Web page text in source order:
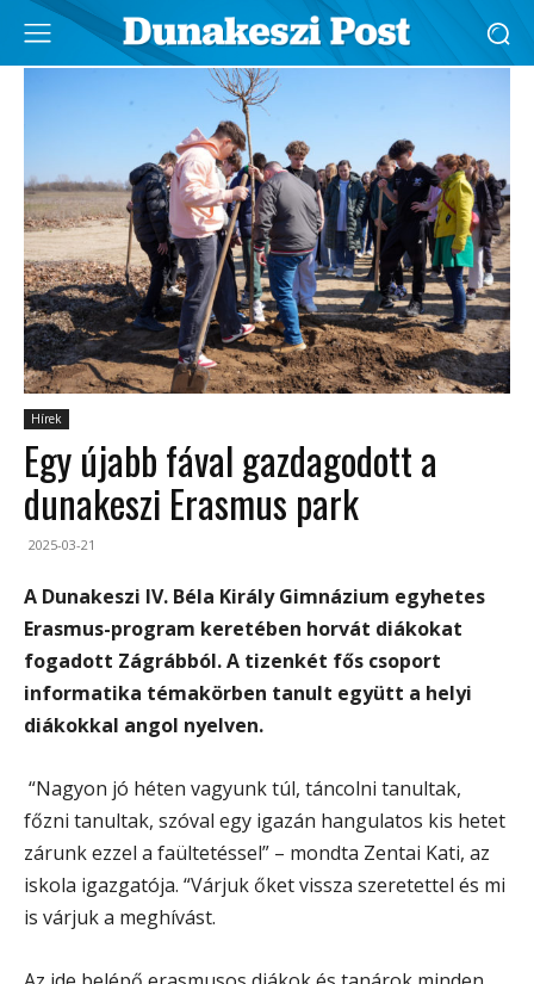
Hírek
Egy újabb fával gazdagodott a
dunakeszi Erasmus park
2025-03-21
A Dunakeszi IV. Béla Király Gimnázium egyhetes
Erasmus-program keretében horvát diákokat
fogadott Zágrábból. A tizenkét fős csoport
informatika témakörben tanult együtt a helyi
diákokkal angol nyelven.
“Nagyon jó héten vagyunk túl, táncolni tanultak,
főzni tanultak, szóval egy igazán hangulatos kis hetet
zárunk ezzel a faültetéssel” – mondta Zentai Kati, az
iskola igazgatója. “Várjuk őket vissza szeretettel és mi
is várjuk a meghívást.